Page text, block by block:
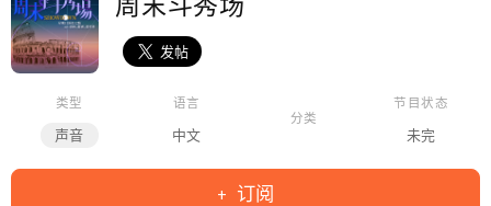
周末斗秀场
类型
声音
语言
中文
分类
节目状态
未完
订阅